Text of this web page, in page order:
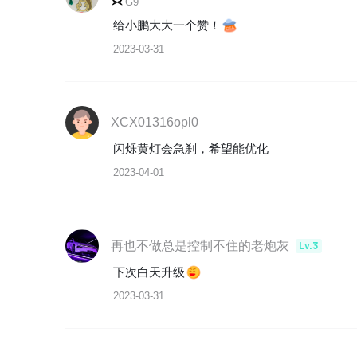
给小鹏大大一个赞！
2023-03-31
XCX01316opl0
闪烁黄灯会急刹，希望能优化
2023-04-01
再也不做总是控制不住的老炮灰
Lv.3
下次白天升级
2023-03-31